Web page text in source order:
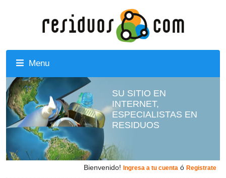
Menu
SU SITIO EN
INTERNET,
ESPECIALISTAS EN
RESIDUOS
Bienvenido! Ingresa a tu cuenta ó Registrate